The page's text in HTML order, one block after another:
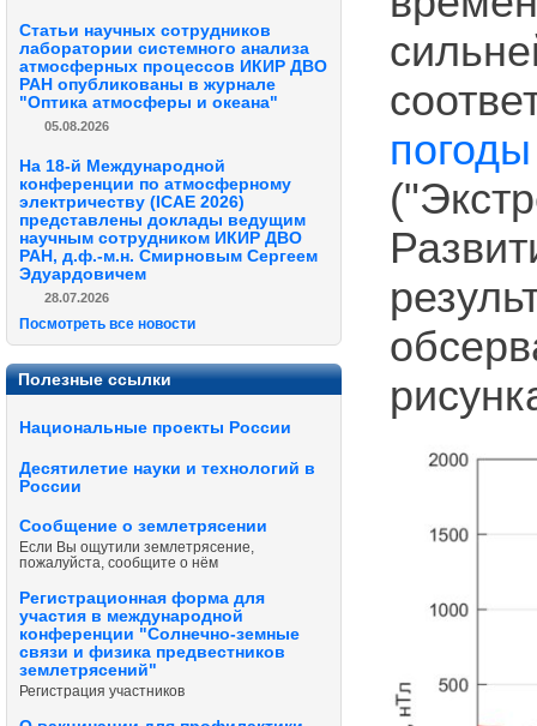
Статьи научных сотрудников
лаборатории системного анализа
атмосферных процессов ИКИР ДВО
РАН опубликованы в журнале
"Оптика атмосферы и океана"
05.08.2026
На 18-й Международной
конференции по атмосферному
электричеству (ICAE 2026)
представлены доклады ведущим
научным сотрудником ИКИР ДВО
РАН, д.ф.-м.н. Смирновым Сергеем
Эдуардовичем
28.07.2026
Посмотреть все новости
Полезные ссылки
Национальные проекты России
Десятилетие науки и технологий в
России
Сообщение о землетрясении
Если Вы ощутили землетрясение,
пожалуйста, сообщите о нём
Регистрационная форма для
участия в международной
конференции "Солнечно-земные
связи и физика предвестников
землетрясений"
Регистрация участников
погоды